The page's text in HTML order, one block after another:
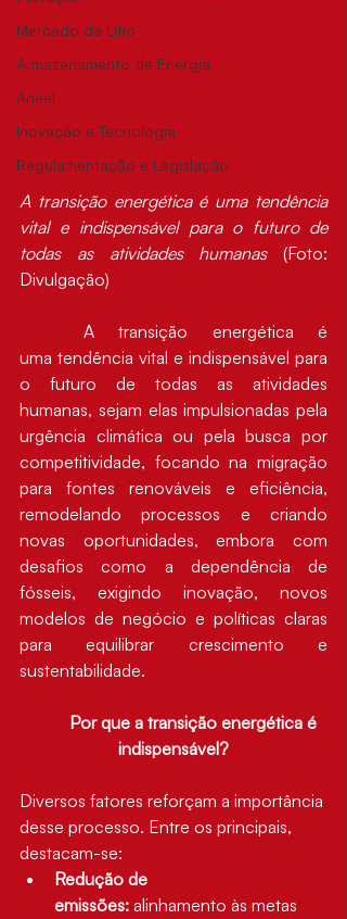
Mercado de Lítio
Armazenamento de Energia
Aneel
Inovação e Tecnologia
Regulamentação e Legislação
A transição energética é uma tendência
vital e indispensável para o futuro de
todas as atividades humanas (Foto:
Divulgação)
uma tendência vital e indispensável para
o futuro de todas as atividades
humanas, sejam elas impulsionadas pela
urgência climática ou pela busca por
competitividade, focando na migração
para fontes renováveis e eficiência,
remodelando processos e criando
novas oportunidades, embora com
desafios como a dependência de
fósseis, exigindo inovação, novos
modelos de negócio e políticas claras
para equilibrar crescimento e
sustentabilidade.
Por que a transição energética é
indispensável?
Diversos fatores reforçam a importância
desse processo. Entre os principais,
destacam-se:
Redução de
emissões: alinhamento às metas